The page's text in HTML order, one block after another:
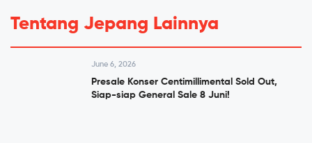
Tentang Jepang Lainnya
June 6, 2026
Presale Konser Centimillimental Sold Out,
Siap-siap General Sale 8 Juni!